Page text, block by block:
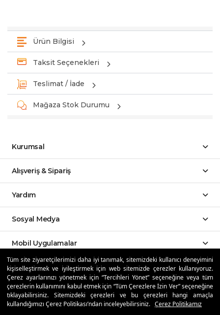
Tüm site ziyaretçilerimizi daha iyi tanımak, sitemizdeki kullanıcı deneyimini
kişiselleştirmek ve iyileştirmek için web sitemizde çerezler kullanıyoruz.
Çerez ayarlarınızı yönetmek için “Tercihleri Yönet” seçeneğine veya tüm
çerezlerin kullanımını kabul etmek için “Tüm Çerezlere İzin Ver” seçeneğine
tıklayabilirsiniz. Sitemizdeki çerezleri ve bu çerezleri hangi amaçla
kullandığımızı Çerez Politikası’ndan inceleyebilirsiniz. Çerez Politikamız
Ürün Bilgisi
Taksit Seçenekleri
Teslimat / İade
Mağaza Stok Durumu
Kurumsal
Alışveriş & Sipariş
Yardım
Sosyal Medya
Mobil Uygulamalar
Özdilekteyim'de Taksit Avantajları
Güvenli Alışveriş